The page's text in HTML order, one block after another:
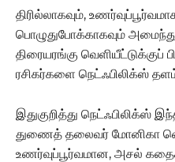
திரில்லாகவும்,
பொழுதுபோக்காகவும்
திரையரங்கு வெளியீட்டுக்குப்
ரசிகர்களை நெட்ஃபிலிக்ஸ்
இதுகுறித்து நெட்ஃபிலிக்ஸ்
துணைத் தலைவர் மோனிகா
உணர்வுப்பூர்வமான, அசல்